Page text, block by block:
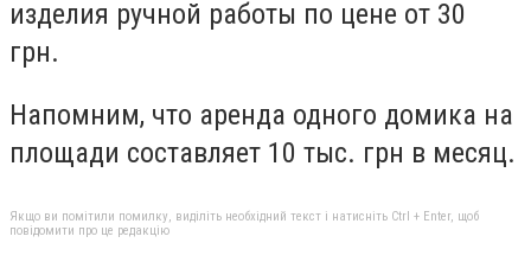
изделия ручной работы по цене от 30
грн.
Напомним, что аренда одного домика на
площади составляет 10 тыс. грн в месяц.
Якщо ви помітили помилку, виділіть необхідний текст і натисніть Ctrl + Enter, щоб
повідомити про це редакцію